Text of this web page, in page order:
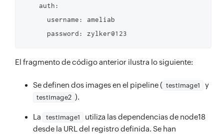
El fragmento de código anterior ilustra lo siguiente:
Se definen dos images en el pipeline ( testImage1 y
testImage2 ).
La testImage1
utiliza las dependencias de node18
desde la URL del registro definida. Se han